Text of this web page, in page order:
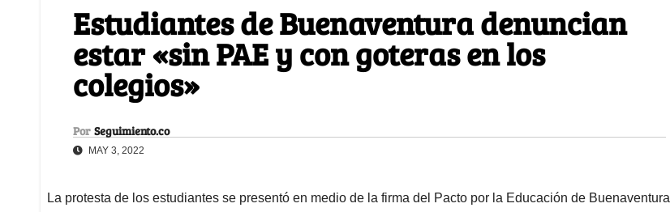
Estudiantes de Buenaventura denuncian
estar «sin PAE y con goteras en los
colegios»
Por Seguimiento.co
MAY 3, 2022
La protesta de los estudiantes se presentó en medio de la firma del Pacto por la Educación de Buenaventura